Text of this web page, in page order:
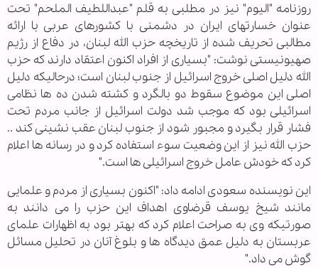
روزنامه "الیوم" نیز در مطلبی به قلم "عبداللطیف الملحم" تحت
عنوان خسارتهای ایران در دشمنی با کشورهای عربی با ارائه
مطالبی تحریف شده از تاریخچه حزب الله لبنان، در دفاع از رژیم
صهیونیستی نوشت: "بسیاری از افراد اکنون اعتقاد دارند که حزب
الله دلیل اصلی خروج اسرائیل از جنوب لبنان است؛ درحالیکه دلیل
اصلی این موضوع سقوط دو بالگرد و کشته شدن ده ها نظامی
اسرائیلی بود که موجب شد دولت اسرائیل از جانب مردم تحت
فشار قرار بگیرد و مجبور شود از جنوب لبنان عقب نشینی کند ..
حزب الله نیز از این وضعیت سوء استفاده کرد و در رسانه ها اعلام
کرد که خودش عامل خروج اسرائیلی ها است."
این نویسنده سعودی ادامه داد: "اکنون بسیاری از مردم و علمایی
مانند شیخ یوسف قرضاوی اهداف این حزب را می دانند به
صورتیکه وی به صراحت اعلام کرد که بهتر بود به اظهارات علمای
عربستان به دلیل عمق دیدگاه ها و بلوغ آنان در تحلیل مسائل
گوش می داد."